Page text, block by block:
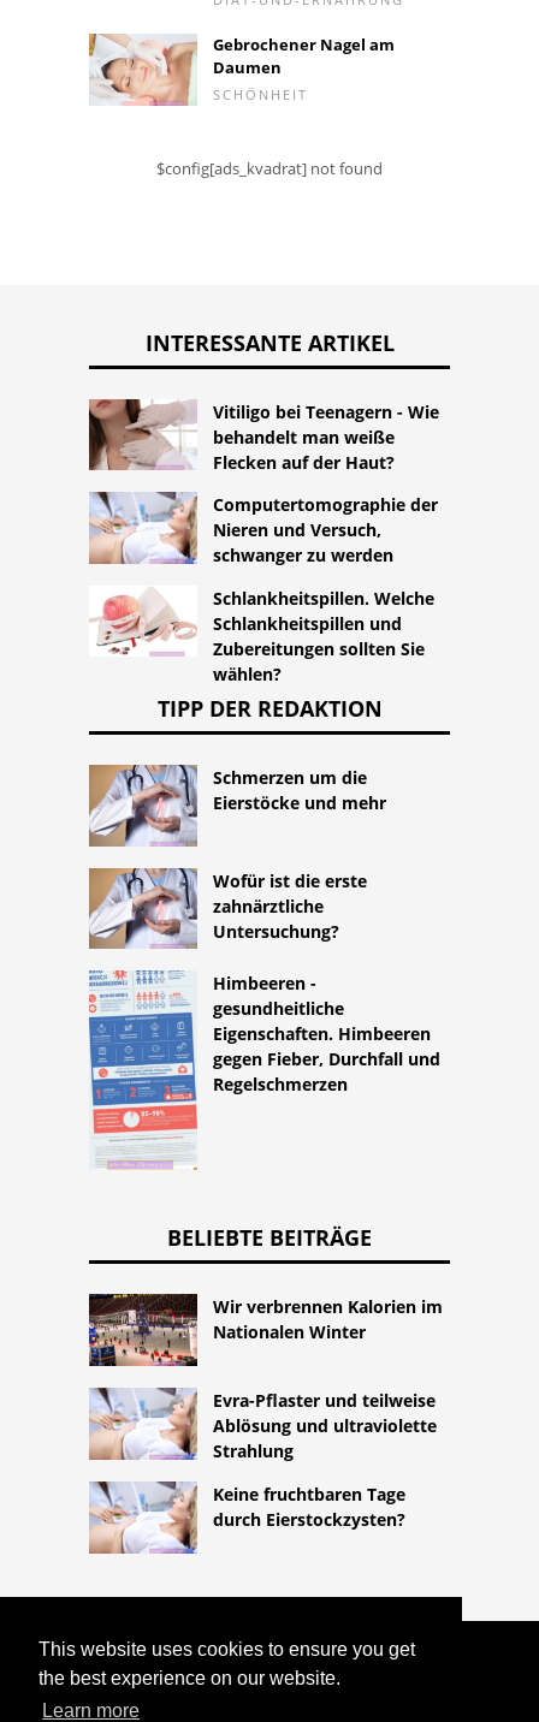
This website uses cookies to ensure you get
the best experience on our website.
Learn more
Gebrochener Nagel am
Daumen
SCHÖNHEIT
$config[ads_kvadrat] not found
INTERESSANTE ARTIKEL
Vitiligo bei Teenagern - Wie
behandelt man weiße
Flecken auf der Haut?
Computertomographie der
Nieren und Versuch,
schwanger zu werden
Schlankheitspillen. Welche
Schlankheitspillen und
Zubereitungen sollten Sie
wählen?
TIPP DER REDAKTION
Schmerzen um die
Eierstöcke und mehr
Wofür ist die erste
zahnärztliche
Untersuchung?
Himbeeren -
gesundheitliche
Eigenschaften. Himbeeren
gegen Fieber, Durchfall und
Regelschmerzen
BELIEBTE BEITRÄGE
Wir verbrennen Kalorien im
Nationalen Winter
Evra-Pflaster und teilweise
Ablösung und ultraviolette
Strahlung
Keine fruchtbaren Tage
durch Eierstockzysten?
COPYRIGHT 2026
HTTPS://LIFESTYLEMED.NET
VERHÜTUNGSPFLASTER: WIRKSAMKEIT